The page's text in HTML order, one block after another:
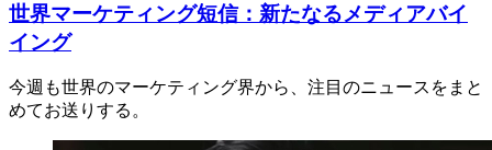
世界マーケティング短信：新たなるメディアバイ
イング
今週も世界のマーケティング界から、注目のニュースをまと
めてお送りする。